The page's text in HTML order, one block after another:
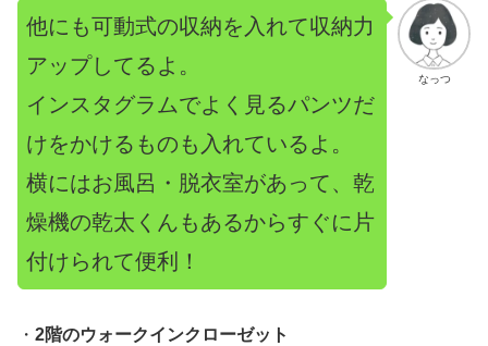
なっつ
他にも可動式の収納を入れて収納力
アップしてるよ。
インスタグラムでよく見るパンツだ
けをかけるものも入れているよ。
横にはお風呂・脱衣室があって、乾
燥機の乾太くんもあるからすぐに片
付けられて便利！
・ 2階のウォークインクローゼット